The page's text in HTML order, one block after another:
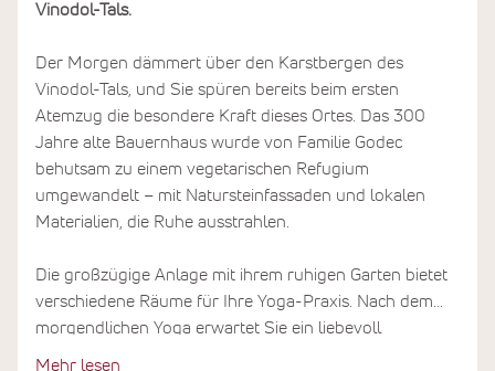
Vinodol-Tals.
Der Morgen dämmert über den Karstbergen des
Vinodol-Tals, und Sie spüren bereits beim ersten
Atemzug die besondere Kraft dieses Ortes. Das 300
Jahre alte Bauernhaus wurde von Familie Godec
behutsam zu einem vegetarischen Refugium
umgewandelt – mit Natursteinfassaden und lokalen
Materialien, die Ruhe ausstrahlen.
Die großzügige Anlage mit ihrem ruhigen Garten bietet
verschiedene Räume für Ihre Yoga-Praxis. Nach dem
morgendlichen Yoga erwartet Sie ein liebevoll
Mehr lesen